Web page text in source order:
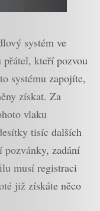
systém ve
přátel, kteří pozvou
systému zapojíte,
získat. Za
vlaku
tisíc dalších
zadání
musí registraci
již získáte něco